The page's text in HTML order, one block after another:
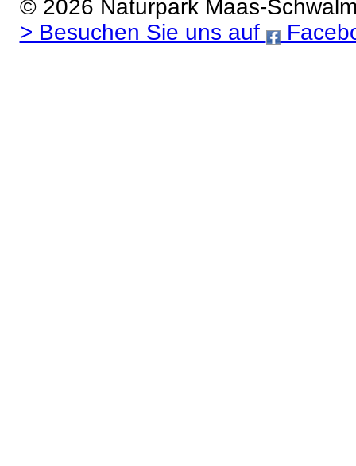
© 2026 Naturpark Maas-
> Besuchen Sie uns auf